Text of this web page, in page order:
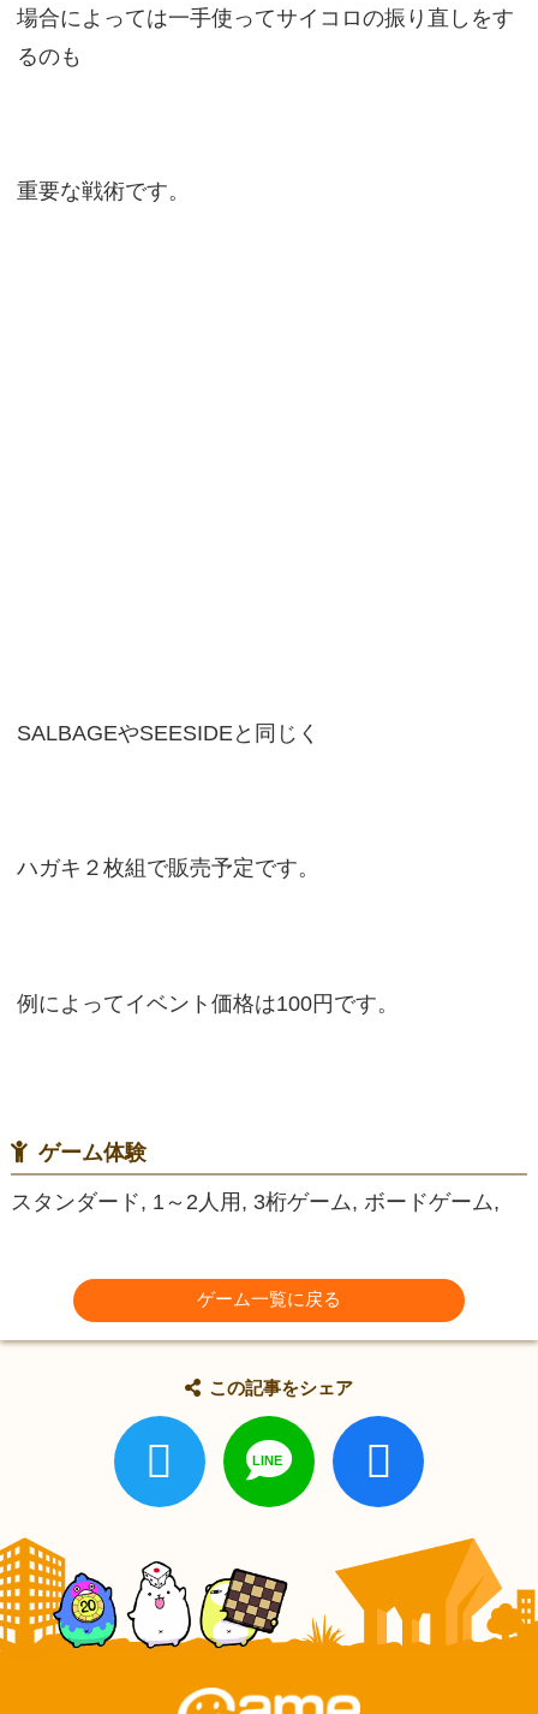
場合によっては一手使ってサイコロの振り直しをす
るのも
重要な戦術です。
SALBAGEやSEESIDEと同じく
ハガキ２枚組で販売予定です。
例によってイベント価格は100円です。
ゲーム体験
スタンダード, 1～2人用, 3桁ゲーム, ボードゲーム,
ゲーム一覧に戻る
この記事をシェア